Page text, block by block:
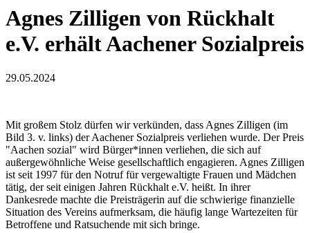
Agnes Zilligen von Rückhalt
e.V. erhält Aachener Sozialpreis
29.05.2024
Mit großem Stolz dürfen wir verkünden, dass Agnes Zilligen (im
Bild 3. v. links) der Aachener Sozialpreis verliehen wurde. Der Preis
"Aachen sozial" wird Bürger*innen verliehen, die sich auf
außergewöhnliche Weise gesellschaftlich engagieren. Agnes Zilligen
ist seit 1997 für den Notruf für vergewaltigte Frauen und Mädchen
tätig, der seit einigen Jahren Rückhalt e.V. heißt. In ihrer
Dankesrede machte die Preisträgerin auf die schwierige finanzielle
Situation des Vereins aufmerksam, die häufig lange Wartezeiten für
Betroffene und Ratsuchende mit sich bringe.